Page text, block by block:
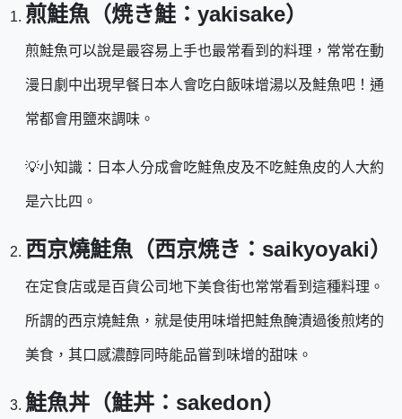
煎鮭魚（焼き鮭：yakisake）
煎鮭魚可以說是最容易上手也最常看到的料理，常常在動
漫日劇中出現早餐日本人會吃白飯味增湯以及鮭魚吧！通
常都會用鹽來調味。
💡小知識：日本人分成會吃鮭魚皮及不吃鮭魚皮的人大約
是六比四。
西京燒鮭魚（西京焼き：saikyoyaki）
在定食店或是百貨公司地下美食街也常常看到這種料理。
所謂的西京燒鮭魚，就是使用味增把鮭魚醃漬過後煎烤的
美食，其口感濃醇同時能品嘗到味增的甜味。
鮭魚丼（鮭丼：sakedon）